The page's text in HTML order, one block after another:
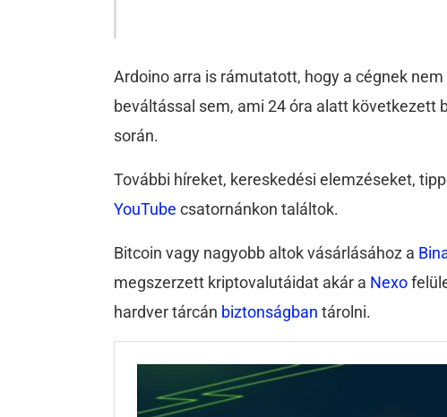
Ardoino arra is rámutatott, hogy a cégnek
beváltással sem, ami 24 óra alatt következett
során.
További híreket, kereskedési elemzéseket,
YouTube csatornánkon találtok.
Bitcoin vagy nagyobb altok vásárlásához a
megszerzett kriptovalutáidat akár a Nexo
hardver tárcán biztonságban tárolni.